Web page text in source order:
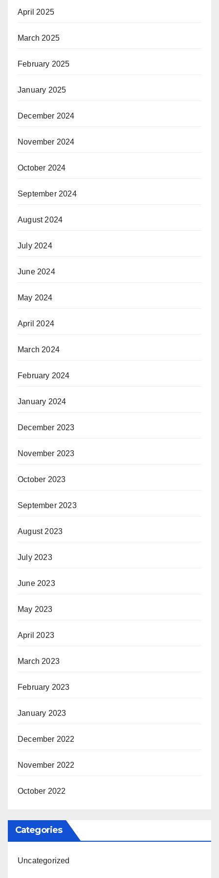
April 2025
March 2025
February 2025
January 2025
December 2024
November 2024
October 2024
September 2024
August 2024
July 2024
June 2024
May 2024
April 2024
March 2024
February 2024
January 2024
December 2023
November 2023
October 2023
September 2023
August 2023
July 2023
June 2023
May 2023
April 2023
March 2023
February 2023
January 2023
December 2022
November 2022
October 2022
Categories
Uncategorized